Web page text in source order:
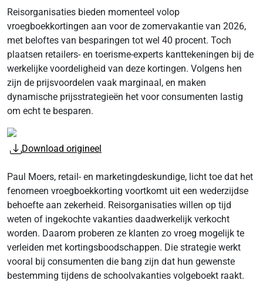
Reisorganisaties bieden momenteel volop
vroegboekkortingen aan voor de zomervakantie van 2026,
met beloftes van besparingen tot wel 40 procent. Toch
plaatsen retailers- en toerisme-experts kanttekeningen bij de
werkelijke voordeligheid van deze kortingen. Volgens hen
zijn de prijsvoordelen vaak marginaal, en maken
dynamische prijsstrategieën het voor consumenten lastig
om echt te besparen.
Download origineel
Paul Moers, retail- en marketingdeskundige, licht toe dat het
fenomeen vroegboekkorting voortkomt uit een wederzijdse
behoefte aan zekerheid. Reisorganisaties willen op tijd
weten of ingekochte vakanties daadwerkelijk verkocht
worden. Daarom proberen ze klanten zo vroeg mogelijk te
verleiden met kortingsboodschappen. Die strategie werkt
vooral bij consumenten die bang zijn dat hun gewenste
bestemming tijdens de schoolvakanties volgeboekt raakt.